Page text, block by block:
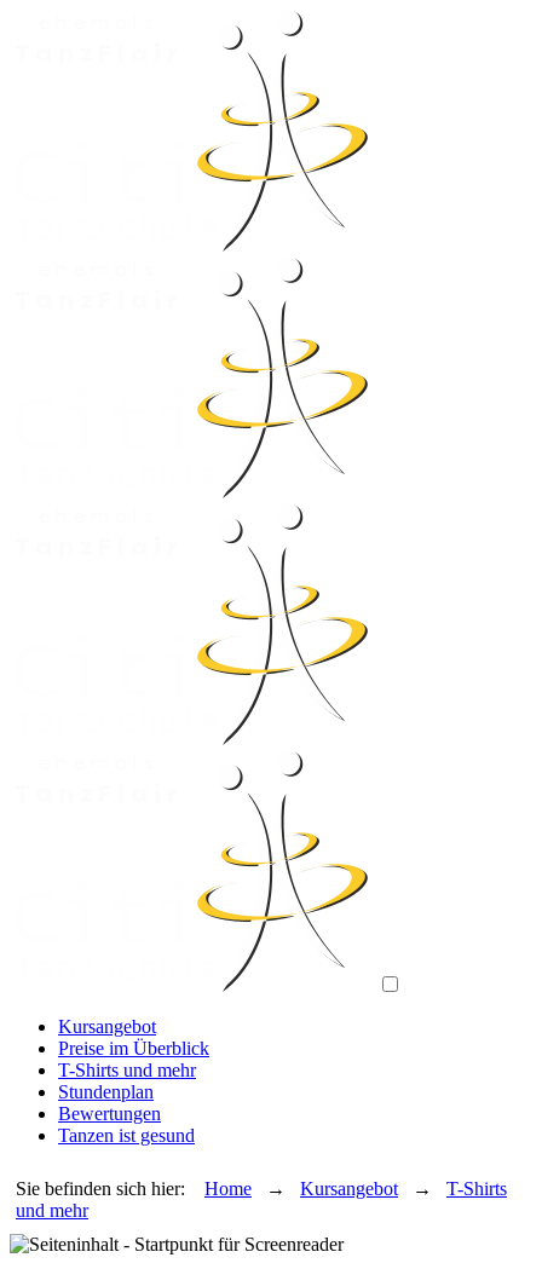
Kursangebot
Preise im Überblick
T-Shirts und mehr
Stundenplan
Bewertungen
Tanzen ist gesund
Sie befinden sich hier: Home → Kursangebot → T-Shirts
und mehr